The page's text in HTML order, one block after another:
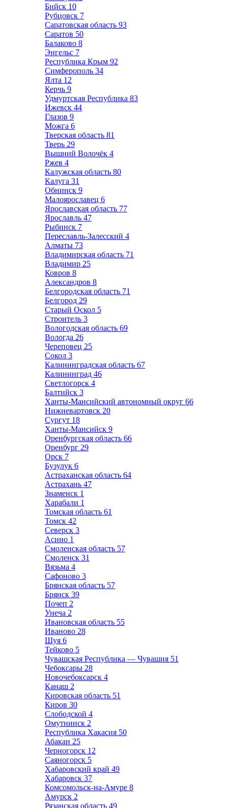
Бийск 10
Рубцовск 7
Саратовская область 93
Саратов 50
Балаково 8
Энгельс 7
Республика Крым 92
Симферополь 34
Ялта 12
Керчь 9
Удмуртская Республика 83
Ижевск 44
Глазов 9
Можга 6
Тверская область 81
Тверь 29
Вышний Волочёк 4
Ржев 4
Калужская область 80
Калуга 31
Обнинск 9
Малоярославец 6
Ярославская область 77
Ярославль 47
Рыбинск 7
Переславль-Залесский 4
Алматы 73
Владимирская область 71
Владимир 25
Ковров 8
Александров 8
Белгородская область 71
Белгород 29
Старый Оскол 5
Строитель 3
Вологодская область 69
Вологда 26
Череповец 25
Сокол 3
Калининградская область 67
Калининград 46
Светлогорск 4
Балтийск 3
Ханты-Мансийский автономный округ 66
Нижневартовск 20
Сургут 18
Ханты-Мансийск 9
Оренбургская область 66
Оренбург 29
Орск 7
Бузулук 6
Астраханская область 64
Астрахань 47
Знаменск 1
Харабали 1
Томская область 61
Томск 42
Северск 3
Асино 1
Смоленская область 57
Смоленск 31
Вязьма 4
Сафоново 3
Брянская область 57
Брянск 39
Почеп 2
Унеча 2
Ивановская область 55
Иваново 28
Шуя 6
Тейково 5
Чувашская Республика — Чувашия 51
Чебоксары 28
Новочебоксарск 4
Канаш 2
Кировская область 51
Киров 30
Слободской 4
Омутнинск 2
Республика Хакасия 50
Абакан 25
Черногорск 12
Саяногорск 5
Хабаровский край 49
Хабаровск 37
Комсомольск-на-Амуре 8
Амурск 2
Рязанская область 49